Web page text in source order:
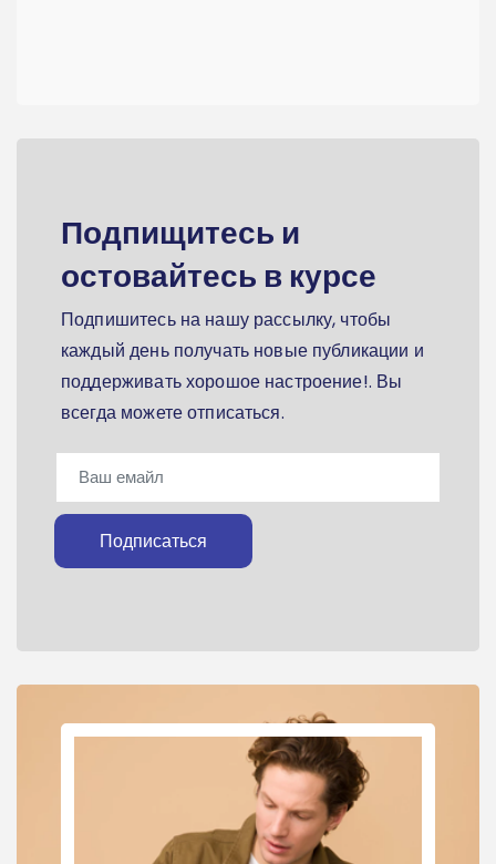
Подпищитесь и
остовайтесь в курсе
Подпишитесь на нашу рассылку, чтобы
каждый день получать новые публикации и
поддерживать хорошое настроение!. Вы
всегда можете отписаться.
Подписаться